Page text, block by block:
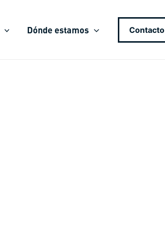
Dónde estamos Contacto